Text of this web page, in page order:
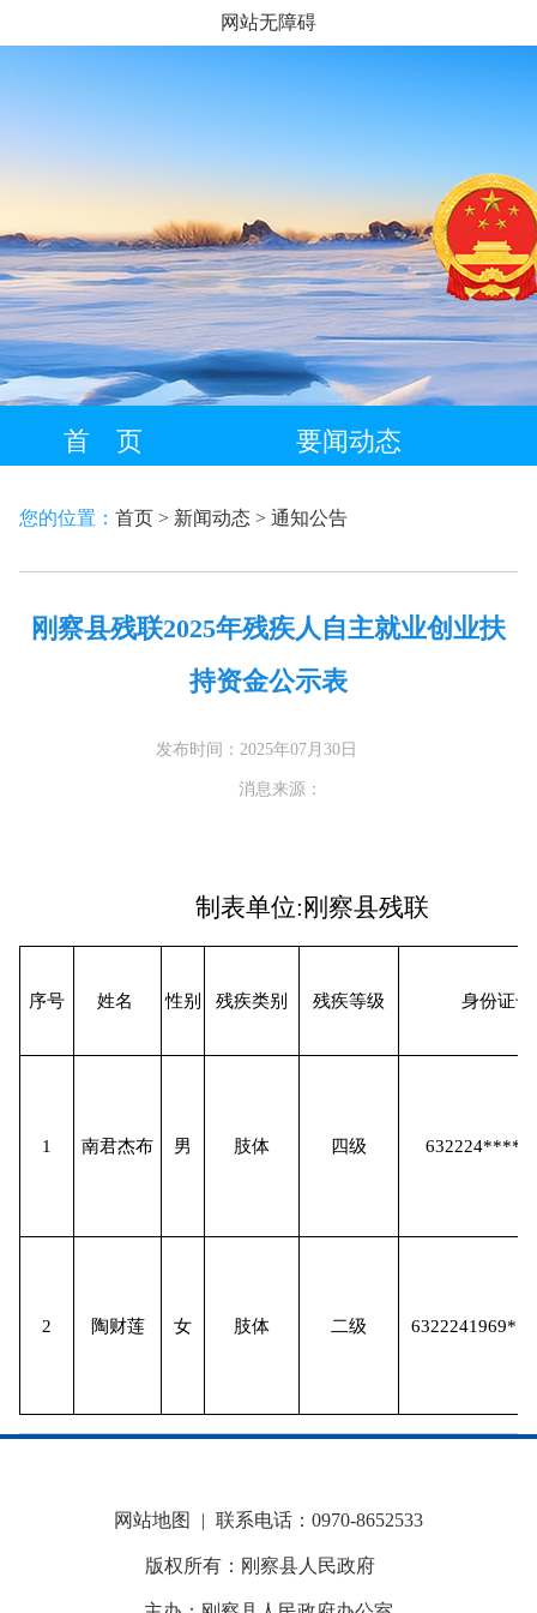
网站无障碍
首 页 要闻动态
藏语专栏
您的位置： 首页 > 新闻动态 > 通知公告
刚察县残联2025年残疾人自主就业创业扶
持资金公示表
发布时间：2025年07月30日
消息来源：
制表单位:刚察县残联
序号 姓名 性别 残疾类别 残疾等级 身份证号
1 南君杰布 男 肢体 四级
2 陶财莲 女 肢体 二级
网站地图 | 联系电话：0970-8652533
版权所有：刚察县人民政府